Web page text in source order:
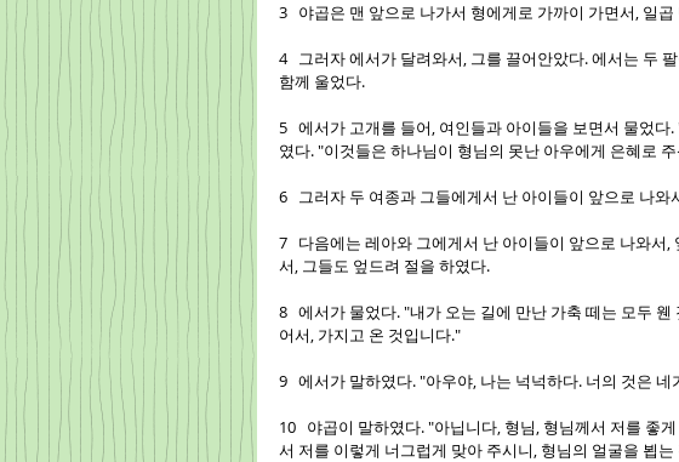
3   야곱은 맨 앞으로 나가서 형에게로 가까이 가면서, 일
4   그러자 에서가 달려와서, 그를 끌어안았다. 에서는 두
함께 울었다.
5   에서가 고개를 들어, 여인들과 아이들을 보면서 물었
였다. "이것들은 하나님이 형님의 못난 아우에게 은혜로
6   그러자 두 여종과 그들에게서 난 아이들이 앞으로 나
7   다음에는 레아와 그에게서 난 아이들이 앞으로 나와
서, 그들도 엎드려 절을 하였다.
8   에서가 물었다. "내가 오는 길에 만난 가축 떼는 모두
어서, 가지고 온 것입니다."
9   에서가 말하였다. "아우야, 나는 넉넉하다. 너의 것은
10   야곱이 말하였다. "아닙니다, 형님, 형님께서 저를
서 저를 이렇게 너그럽게 맞아 주시니, 형님의 얼굴을 뵙